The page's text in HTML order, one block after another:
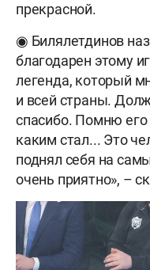
прекрасной.
◉ Билялетдинов
благодарен этому
легенда, который
и всей страны.
спасибо. Помню его
каким стал... Это
поднял себя на
очень приятно», –